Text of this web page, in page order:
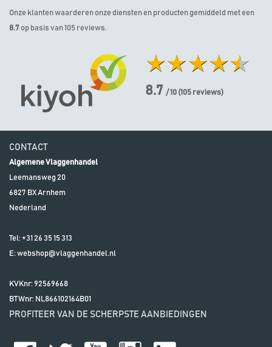
Onze klanten waarderen onze diensten en producten gemiddeld met een
8.7 op basis van 105 reviews.
8.7 / 10 (105 reviews)
CONTACT
Algemene Vlaggenhandel
Leemansweg 20
6827 BXArnhem
Nederland
Tel: +31 26 35 15 313
E:webshop@vlaggenhandel.nl
KVKnr: 92569668
BTWnr: NL866102164B01
PROFITEER VAN DE SCHERPSTE AANBIEDINGEN